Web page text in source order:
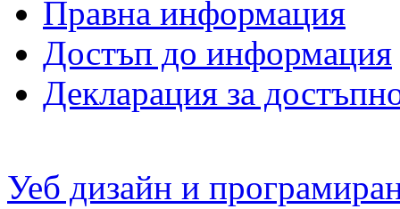
Правна информация
Достъп до информация
Декларация за
Уеб дизайн и